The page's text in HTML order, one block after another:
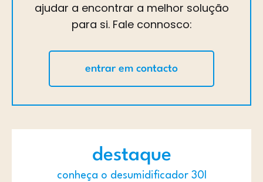
ajudar a encontrar a melhor solução
para si. Fale connosco:
entrar em contacto
destaque
conheça o desumidificador 30l